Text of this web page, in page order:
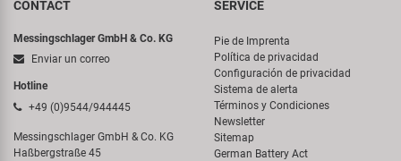
CONTACT
Messingschlager GmbH & Co. KG
Enviar un correo
Hotline
+49 (0)9544/944445
Messingschlager GmbH & Co. KG
Haßbergstraße 45
SERVICE
Pie de Imprenta
Política de privacidad
Configuración de privacidad
Sistema de alerta
Términos y Condiciones
Newsletter
Sitemap
German Battery Act